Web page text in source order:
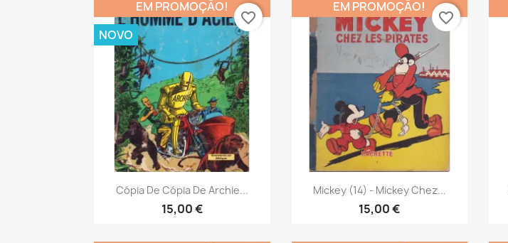
Vista rápida
Cópia De Cópia De Archie...
15,00 €
EM PROMOÇÃO!
NOVO
favorite_border
Vista rápida
Mickey (14) - Mickey Chez...
15,00 €
EM PROMOÇÃO!
favorite_border